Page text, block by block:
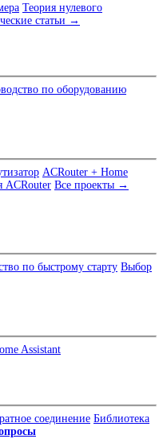
Теория нулевого
статьи →
по оборудованию
ACRouter + Home
ACRouter Все проекты →
по быстрому старту Выбор
Assistant
соединение Библиотека